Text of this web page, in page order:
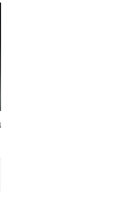
"Галактика"